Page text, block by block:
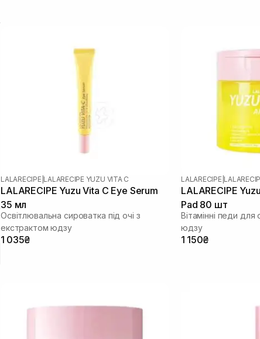
LALARECIPE LALARECIPE YUZU VITA C
LALARECIPE Yuzu Vita C Eye Serum
35 мл
Освітлювальна сироватка під очі з
екстрактом юдзу
1 035₴
LALARECIPE
LALARECIPE
Pad 80 шт
Вітамінні педи
юдзу
1 150₴